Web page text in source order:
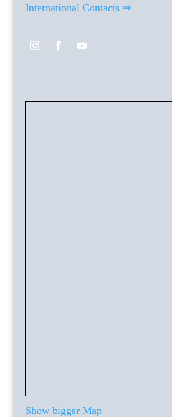
International Contacts ⇒
Show bigger Map